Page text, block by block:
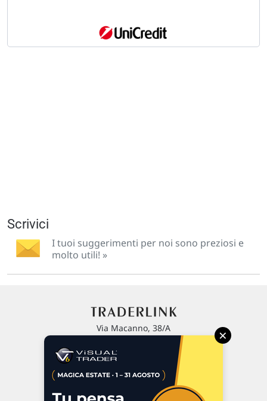
Scrivici
I tuoi suggerimenti per noi sono preziosi e
molto utili! »
Via Macanno, 38/A
P.IVA 02 452 460 401
×